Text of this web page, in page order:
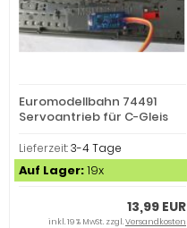
Euromodellbahn 74491
Servoantrieb für C-Gleis
Lieferzeit:3-4 Tage
Auf Lager:19x
13,99 EUR
inkl. 19 % MwSt. zzgl.Versandkosten